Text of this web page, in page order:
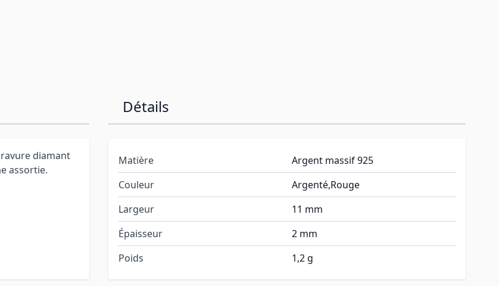
diamant
assortie.
Détails
Matière
Argent massif 925
Couleur
Argenté,Rouge
Largeur
11 mm
Épaisseur
2 mm
Poids
1,2 g